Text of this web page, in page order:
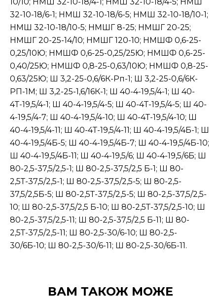
32-10-18/6-1; НМШ 32-10-18/6-5; НМШ 32-10-18/10-1;
НМШ 32-10-18/10-5; НМШГ 8-25; НМШГ 20-25;
НМШГ 20-25-14/10; НМШГ 120-10; НМШФ 0,6-25-
0,25/10Ю; НМШФ 0,6-25-0,25/25Ю; НМШФ 0,6-25-
0,40/25Ю; НМШФ 0,8-25-0,63/10Ю; НМШФ 0,8-25-
0,63/25Ю; Ш 3,2-25-0,6/6К-Рп-1; Ш 3,2-25-0,6/6К-
РП-1М; Ш 3,2-25-1,6/16К-1; Ш 40-4-19,5/4-1; Ш 40-
4Т-19,5/4-1; Ш 40-4-19,5/4-5; Ш 40-4Т-19,5/4-5; Ш 40-
4-19,5/4-7; Ш 40-4-19,5/4-10; Ш 40-4Т-19,5/4-10; Ш
40-4-19,5/4-11; Ш 40-4Т-19,5/4-11; Ш 40-4-19,5/4Б-1; Ш
40-4-19,5/4Б-5; Ш 40-4-19,5/4Б-7; Ш 40-4-19,5/4Б-10;
Ш 40-4-19,5/4Б-11; Ш 40-4-19,5/6; Ш 40-4-19,5/6Б; Ш
80-2,5-37,5/2,5-1; Ш 80-2,5-37,5/2,5 Б-1; Ш 80-
2,5Т-37,5/2,5-1; Ш 80-2,5-37,5/2,5-5; Ш 80-2,5-
37,5/2,5Б-5; Ш 80-2,5Т-37,5/2,5-5; Ш 80-2,5-37,5/2,5-
10; Ш 80-2,5-37,5/2,5 Б-10; Ш 80-2,5Т-37,5/2,5-10; Ш
80-2,5-37,5/2,5-11; Ш 80-2,5-37,5/2,5 Б-11; Ш 80-
2,5Т-37,5/2,5-11; Ш 80-2,5-30/6-10; Ш 80-2,5-
30/6Б-10; Ш 80-2,5-30/6-11; Ш 80-2,5-30/6Б-11.
ВАМ ТАКОЖ МОЖЕ